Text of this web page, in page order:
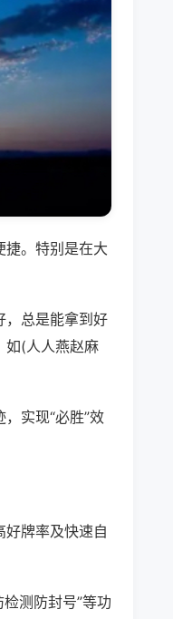
捷。特别是在大
，总是能拿到好
如(人人燕赵麻
实现“必胜”效
牌率及快速自
测防封号”等功